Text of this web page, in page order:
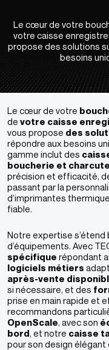
Le cœur de votre
votre caisse
propose des solutions
besoins
Le cœur de votre
de votre caisse
vous propose des
répondre aux besoins
gamme inclut des
boucherie et
précision et efficacité,
passant par la
d’imprimantes
fiable​.
Notre expertise s’étend
d’équipements. Avec
spécifique répondant
logiciels métiers
après-vente
si nécessaire, et des
prise en main rapide et
recommandons
OpenScale, avec son
bord, et notre caisse
pour son design